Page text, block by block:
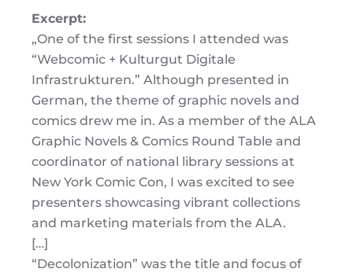
Excerpt:
„One of the first sessions I attended was
“Webcomic + Kulturgut Digitale
Infrastrukturen.” Although presented in
German, the theme of graphic novels and
comics drew me in. As a member of the ALA
Graphic Novels & Comics Round Table and
coordinator of national library sessions at
New York Comic Con, I was excited to see
presenters showcasing vibrant collections
and marketing materials from the ALA.
[…]
“Decolonization” was the title and focus of